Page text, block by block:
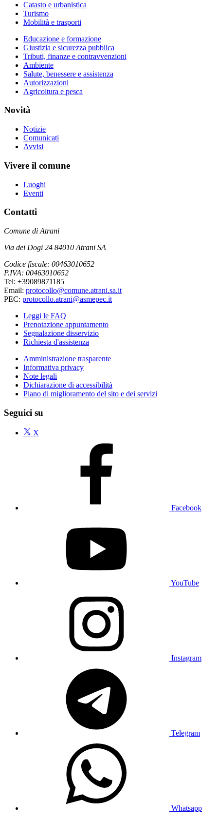
Catasto e urbanistica
Turismo
Mobilità e trasporti
Educazione e formazione
Giustizia e sicurezza pubblica
Tributi, finanze e contravvenzioni
Ambiente
Salute, benessere e assistenza
Autorizzazioni
Agricoltura e pesca
Novità
Notizie
Comunicati
Avvisi
Vivere il comune
Luoghi
Eventi
Contatti
Comune di Atrani
Via dei Dogi 24 84010 Atrani SA
Codice fiscale: 00463010652
P.IVA: 00463010652
Tel: +39089871185
Email: protocollo@comune.atrani.sa.it
PEC: protocollo.atrani@asmepec.it
Leggi le FAQ
Prenotazione appuntamento
Segnalazione disservizio
Richiesta d'assistenza
Amministrazione trasparente
Informativa privacy
Note legali
Dichiarazione di accessibilità
Piano di miglioramento del sito e dei servizi
Seguici su
X
Facebook
YouTube
Instagram
Telegram
Whatsapp